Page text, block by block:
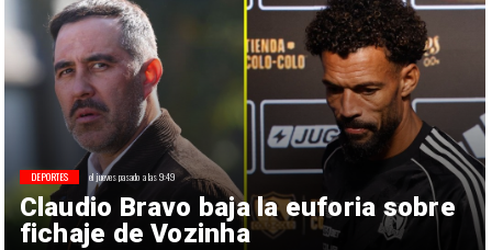
Claudio Bravo baja la euforia sobre
fichaje de Vozinha
DEPORTES el jueves pasado a las 9:49